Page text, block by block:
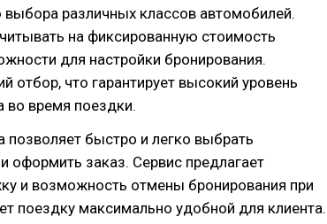
различных классов автомобилей.
на фиксированную стоимость
для настройки бронирования.
отбор, что гарантирует высокий уровень
во время поездки.
позволяет быстро и легко выбрать
оформить заказ. Сервис предлагает
и возможность отмены бронирования при
поездку максимально удобной для клиента.